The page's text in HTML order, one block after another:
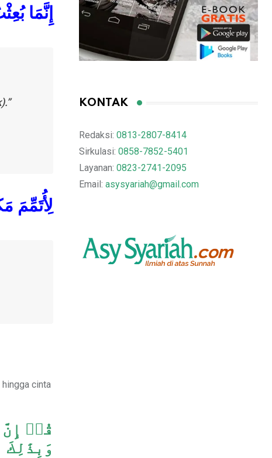
إِنَّمَا
لِأُتَمِّمَ
cinta
وَبِذَٰلِكَ
KONTAK
Redaksi: 0813-2807-8414
Sirkulasi: 0858-7852-5401
Layanan: 0823-2741-2095
Email: asysyariah@gmail.com